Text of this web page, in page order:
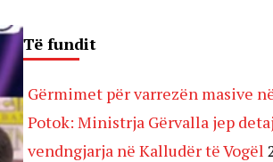
Të fundit
Gërmimet për varrezën masive
Potok: Ministrja Gërvalla jep
vendngjarja në Kalludër të Vogël